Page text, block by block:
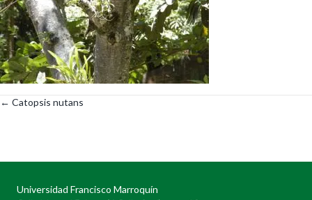
Posts
← Catopsis nutans
Universidad Francisco Marroquín